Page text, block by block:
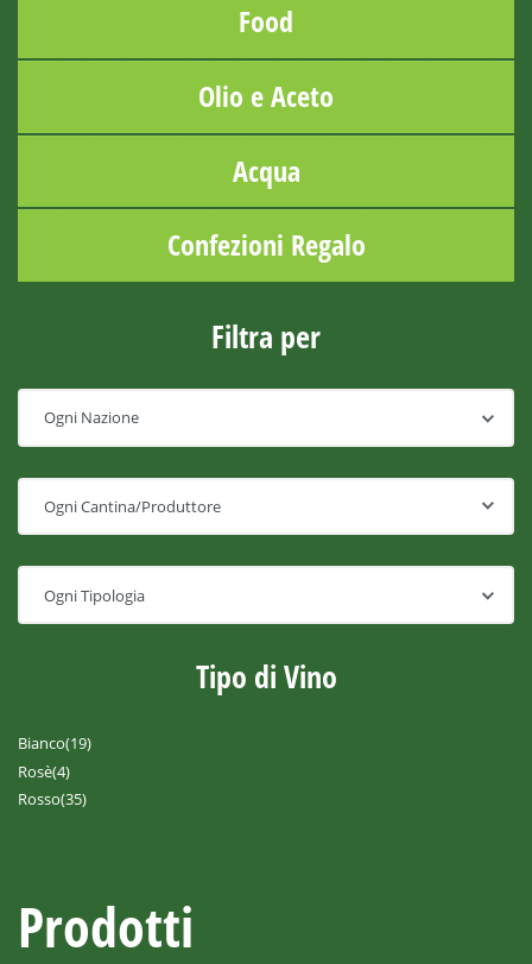
Food
Olio e Aceto
Acqua
Confezioni Regalo
Filtra per
Tipo di Vino
Bianco(19)
Rosè(4)
Rosso(35)
Prodotti